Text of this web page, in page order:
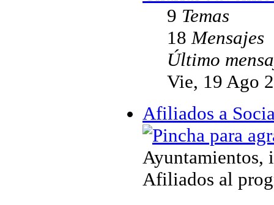
9 Temas
18Mensajes
Último
Vie, 19 Ago
Afiliados a
Ayuntamientos,
Afiliados al